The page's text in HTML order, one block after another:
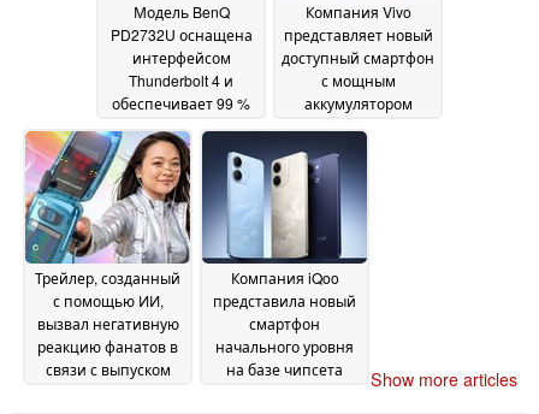
Модель BenQ
PD2732U оснащена
интерфейсом
Thunderbolt 4 и
обеспечивает 99 %
пространств DCI-P3
и Adobe RGB по цене
среднего ценового
диапазона 07 July 2026
Компания Vivo
представляет новый
доступный смартфон
с мощным
аккумулятором
07 July 2026
Трейлер, созданный
с помощью ИИ,
вызвал негативную
реакцию фанатов в
связи с выпуском
Компания iQoo
представила новый
смартфон
начального уровня
на базе чипсета
Show more articles